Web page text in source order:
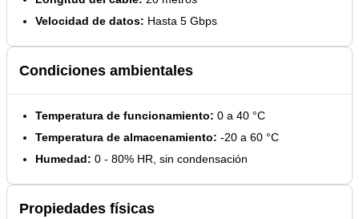
Velocidad de datos: Hasta 5 Gbps
Condiciones ambientales
Temperatura de funcionamiento: 0 a 40 °C
Temperatura de almacenamiento: -20 a 60 °C
Humedad: 0 - 80% HR, sin condensación
Propiedades físicas